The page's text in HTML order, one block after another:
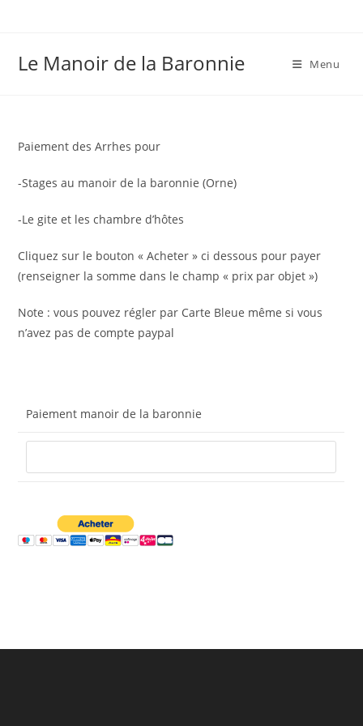
Le Manoir de la Baronnie Menu
Paiement des Arrhes pour
-Stages au manoir de la baronnie (Orne)
-Le gite et les chambre d’hôtes
Cliquez sur le bouton « Acheter » ci dessous pour payer
(renseigner la somme dans le champ « prix par objet »)
Note : vous pouvez régler par Carte Bleue même si vous
n’avez pas de compte paypal
Paiement manoir de la baronnie